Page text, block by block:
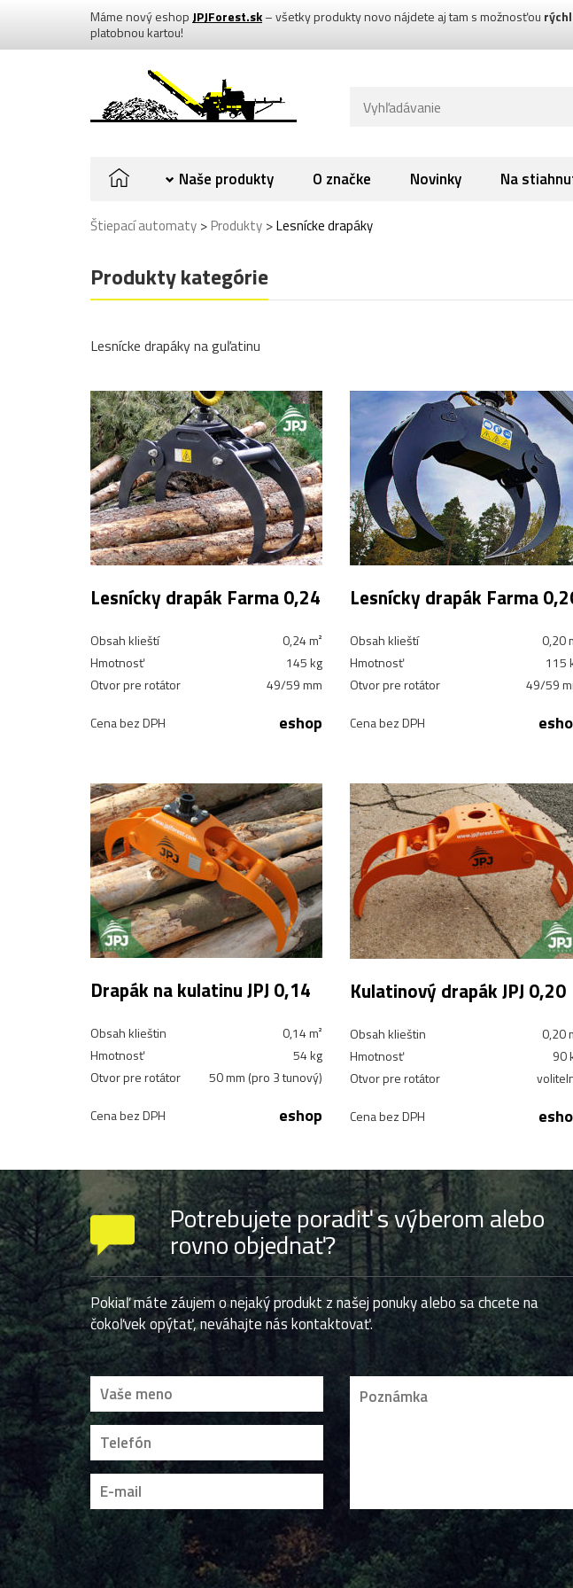
Máme nový eshop JPJForest.sk– všetky produkty novo nájdete aj tam s možnosťou
platobnou kartou!
Naše produkty O značke Novinky Na
Štiepací automaty >Produkty >Lesnícke drapáky
Produkty kategórie
Lesnícke drapáky na guľatinu
Lesnícky drapák Farma 0,24
Obsah klieští
0,24 m²
Hmotnosť
145 kg
Otvor pre rotátor
49/59 mm
Cena bez DPH eshop
Lesnícky drapák Farma
Obsah klieští
0,20
Hmotnosť
115
Otvor pre rotátor
49/59
Cena bez DPH
Drapák na kulatinu JPJ 0,14
Obsah klieštin
0,14 m²
Hmotnosť
54 kg
Otvor pre rotátor
50 mm (pro 3 tunový)
Cena bez DPH eshop
Kulatinový drapák JPJ 0,20
Obsah klieštin
0,20
Hmotnosť
90
Otvor pre rotátor
Cena bez DPH
Potrebujete poradiť s výberom alebo
rovno objednať?
Pokiaľ máte záujem o nejaký produkt z našej ponuky alebo sa chcete na
čokoľvek opýtať, neváhajte nás kontaktovať.